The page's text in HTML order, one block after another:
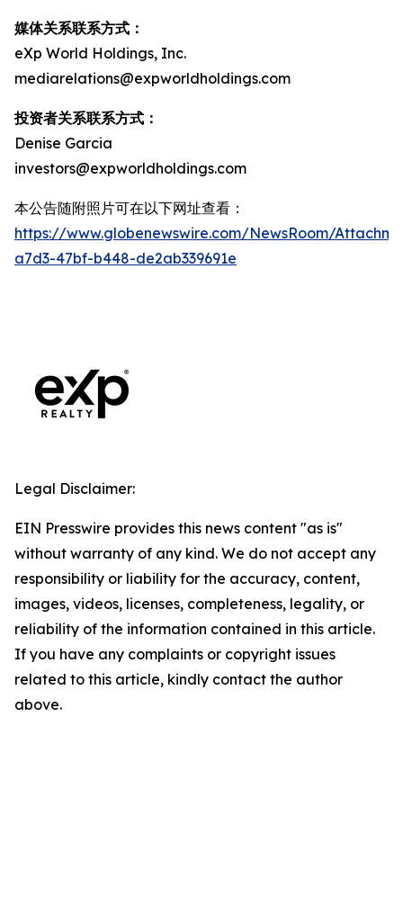
媒体关系联系方式：
eXp World Holdings, Inc.
mediarelations@expworldholdings.com
投资者关系联系方式：
Denise Garcia
investors@expworldholdings.com
本公告随附照片可在以下网址查看：
https://www.globenewswire.com/NewsRoom/
a7d3-47bf-b448-de2ab339691e
Legal Disclaimer:
EIN Presswire provides this news content "as is"
without warranty of any kind. We do not accept any
responsibility or liability for the accuracy, content,
images, videos, licenses, completeness, legality, or
reliability of the information contained in this article.
If you have any complaints or copyright issues
related to this article, kindly contact the author
above.